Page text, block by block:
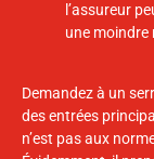
l’assureur
une moindre
Demandez à un
des entrées
n’est pas aux